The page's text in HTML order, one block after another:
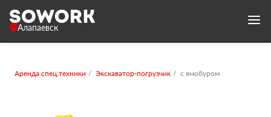
Алапаевск
Аренда спец.техники Экскаватор-погрузчик с ямобуром